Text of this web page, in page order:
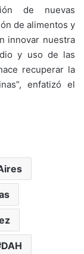
de nuevas
de alimentos y
innovar nuestra
y uso de las
recuperar la
enfatizó el
DAH